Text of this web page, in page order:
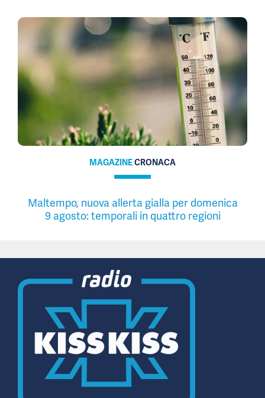
MAGAZINECRONACA
Maltempo, nuova allerta gialla per domenica
9 agosto: temporali in quattro regioni